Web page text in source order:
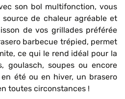
son bol multifonction, vous
de chaleur agréable et
de vos grillades préférée
barbecue trépied, permet
ce qui le rend idéal pour la
goulasch, soupes ou encore
été ou en hiver, un brasero
toutes circonstances !